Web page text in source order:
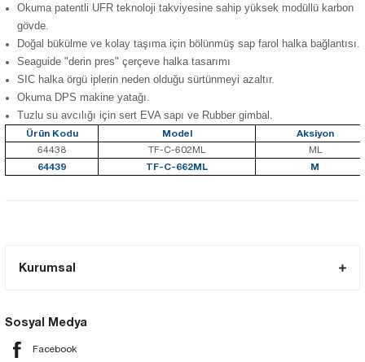
Okuma patentli UFR teknoloji takviyesine sahip yüksek modüllü karbon
gövde.
Doğal bükülme ve kolay taşıma için bölünmüş sap farol halka bağlantısı.
Seaguide "derin pres" çerçeve halka tasarımı
SIC halka örgü iplerin neden olduğu sürtünmeyi azaltır.
Okuma DPS makine yatağı.
Tuzlu su avcılığı için sert EVA sapı ve Rubber gimbal.
Ürün Kodu
Model Aksiyon
64438 TF-C-602ML ML
64439 TF-C-662ML M
Kurumsal
Sosyal Medya
Facebook